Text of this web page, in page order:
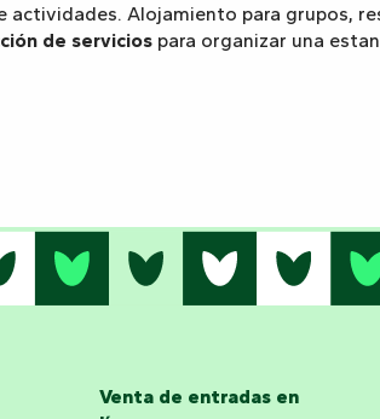
Alojamiento para grupos,
de servicios para organizar una
Venta de entradas en